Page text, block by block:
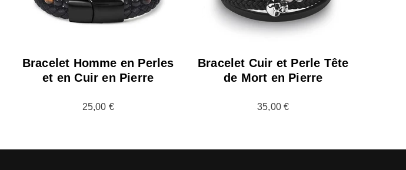
Bracelet Homme en Perles
et en Cuir en Pierre
25,00 €
Bracelet Cuir et Perle Tête
de Mort en Pierre
35,00 €